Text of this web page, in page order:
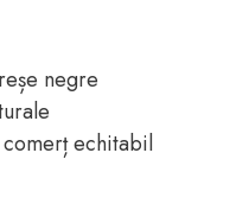
negre
echitabil